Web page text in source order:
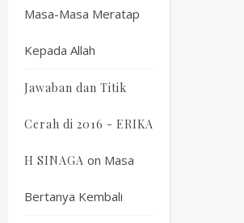
Masa-Masa Meratap
Kepada Allah
Jawaban dan Titik
Cerah di 2016 - ERIKA
H SINAGA on Masa
Bertanya Kembali